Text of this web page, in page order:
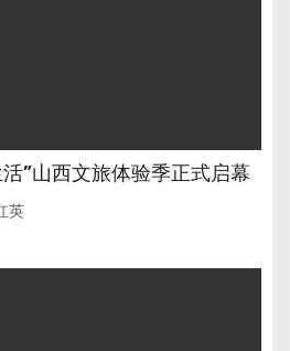
”山西文旅体验季正式启幕
英